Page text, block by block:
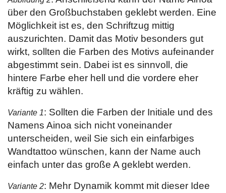
über den Großbuchstaben geklebt werden. Eine
Möglichkeit ist es, den Schriftzug mittig
auszurichten. Damit das Motiv besonders gut
wirkt, sollten die Farben des Motivs aufeinander
abgestimmt sein. Dabei ist es sinnvoll, die
hintere Farbe eher hell und die vordere eher
kräftig zu wählen.
Variante 1: Sollten die Farben der Initiale und des
Namens Ainoa sich nicht voneinander
unterscheiden, weil Sie sich ein einfarbiges
Wandtattoo wünschen, kann der Name auch
einfach unter das große A geklebt werden.
Variante 2: Mehr Dynamik kommt mit dieser Idee